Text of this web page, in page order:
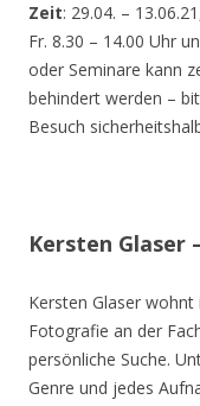
Zeit: 29.04. –
Fr. 8.30 – 14.00 Uhr
oder Seminare kann
behindert werden –
Besuch
Kersten Glaser
Kersten Glaser
Fotografie an der
persönliche Suche.
Genre und jedes